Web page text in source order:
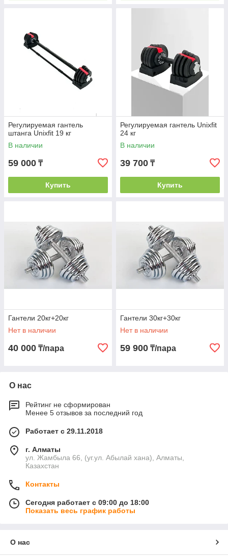
Регулируемая гантель
штанга Unixfit 19 кг
В наличии
59 000 ₸
Купить
Регулируемая гантель Unixfit
24 кг
В наличии
39 700 ₸
Купить
Гантели 20кг+20кг
Нет в наличии
40 000 ₸/пара
Гантели 30кг+30кг
Нет в наличии
59 900 ₸/пара
О нас
Рейтинг не сформирован
Менее 5 отзывов за последний год
Работает с 29.11.2018
г. Алматы
ул. Жамбыла 66, (уг.ул. Абылай хана), Алматы,
Казахстан
Контакты
Сегодня работает с 09:00 до 18:00
Показать весь график работы
О нас